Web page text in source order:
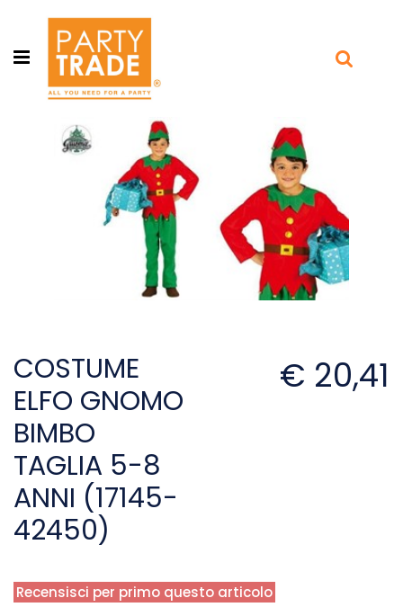
Open menu
COSTUME
ELFO GNOMO
BIMBO
TAGLIA 5-8
ANNI (17145-
42450)
€ 20,41
Recensisci per primo questo articolo